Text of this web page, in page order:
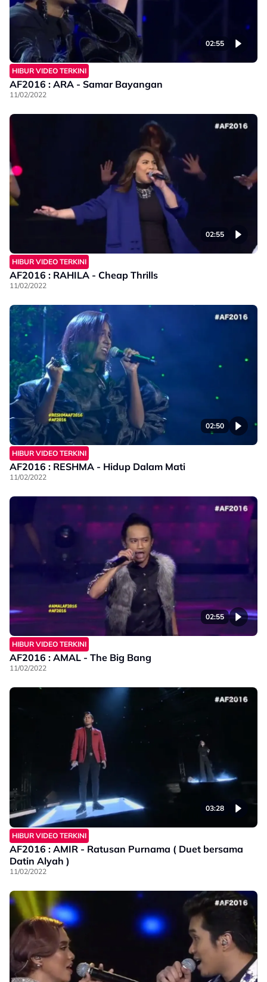
02:55
HIBUR VIDEO TERKINI
AF2016 : ARA - Samar Bayangan
11/02/2022
02:55
HIBUR VIDEO TERKINI
AF2016 : RAHILA - Cheap Thrills
11/02/2022
02:50
HIBUR VIDEO TERKINI
AF2016 : RESHMA - Hidup Dalam Mati
11/02/2022
02:55
HIBUR VIDEO TERKINI
AF2016 : AMAL - The Big Bang
11/02/2022
03:28
HIBUR VIDEO TERKINI
AF2016 : AMIR - Ratusan Purnama ( Duet bersama
Datin Alyah )
11/02/2022